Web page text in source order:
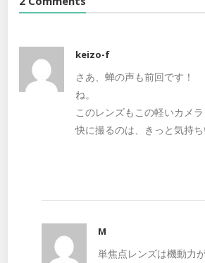
keizo-f
さあ、蝉の声も前回です！
ね。
このレンズもこの軽いカメ
快に撮るのは、きっと気持ち
M
単焦点レンズは機動力